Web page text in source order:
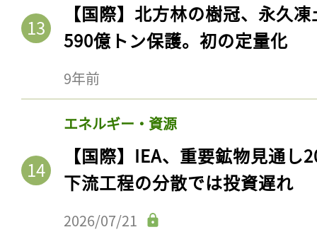
【国際】北方林の樹冠、永久
590億トン保護。初の定量化
9年前
エネルギー・資源
【国際】IEA、重要鉱物見通
下流工程の分散では投資遅れ
2026/07/21